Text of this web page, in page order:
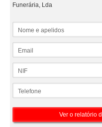
Funerária, Lda